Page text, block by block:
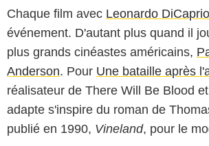
Chaque film avec Leonardo DiCaprio
événement. D'autant plus quand il
plus grands cinéastes américains,
Anderson. Pour Une bataille après
réalisateur de There Will Be Blood
adapte s'inspire du roman de
publié en 1990, Vineland, pour le